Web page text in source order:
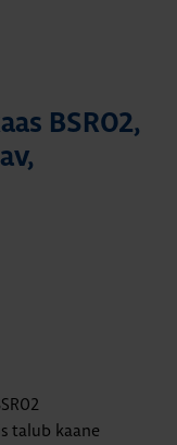
BSR02,
talub kaane